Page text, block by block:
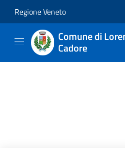
Regione Veneto
Comune di
Cadore